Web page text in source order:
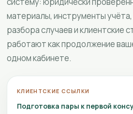
материалы, инструменты
разбора случаев и клиентские
работают как продолжение
одном кабинете.
КЛИЕНТСКИЕ ССЫЛКИ
Подготовка пары к первой